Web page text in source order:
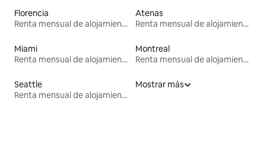
Florencia
Renta mensual de alojamientos
Atenas
Renta mensual de alojamientos
Miami
Renta mensual de alojamientos
Montreal
Renta mensual de alojamientos
Seattle
Renta mensual de alojamientos
Mostrar más